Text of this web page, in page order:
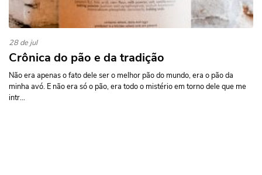
28 de jul
Crônica do pão e da tradição
Não era apenas o fato dele ser o melhor pão do mundo, era o pão da
minha avó. E não era só o pão, era todo o mistério em torno dele que me
intr...